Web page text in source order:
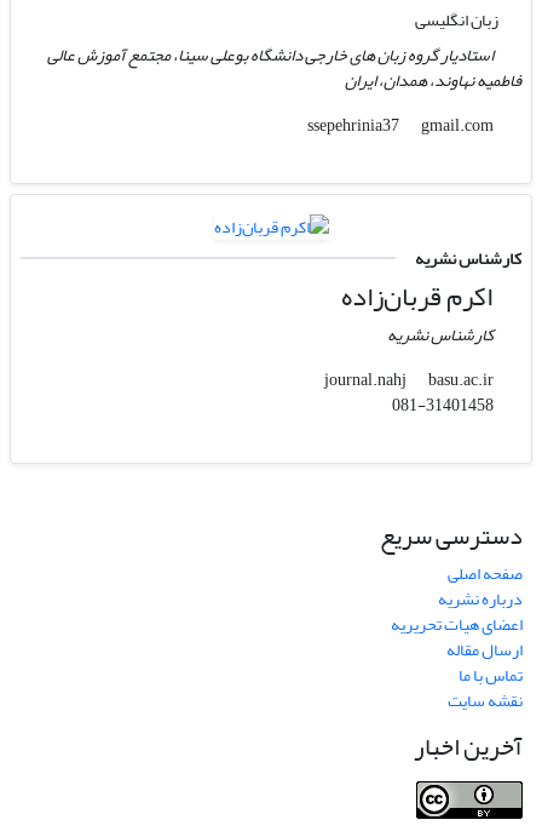
زبان انگلیسی
استادیار گروه زبان های خارجی دانشگاه بوعلی سینا، مجتمع آموزش عالی
فاطمیه نهاوند، همدان، ایران
ssepehrinia37
gmail.com
کارشناس نشریه
اکرم قربان‌زاده
کارشناس نشریه
journal.nahj
basu.ac.ir
081-31401458
دسترسی سریع
صفحه اصلی
درباره نشریه
اعضای هیات تحریریه
ارسال مقاله
تماس با ما
نقشه سایت
آخرین اخبار